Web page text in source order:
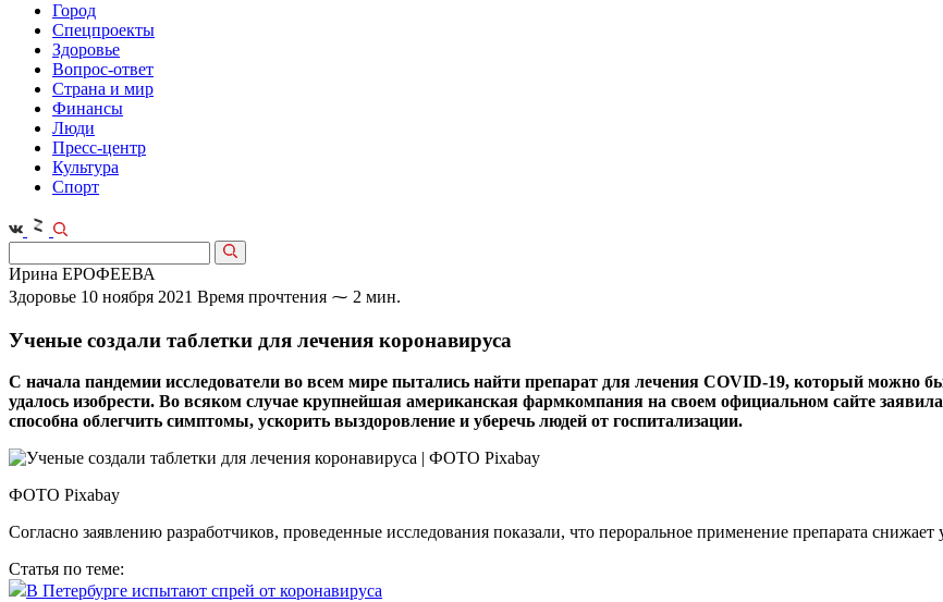
Город
Спецпроекты
Здоровье
Вопрос-ответ
Страна и мир
Финансы
Люди
Пресс-центр
Культура
Спорт
Ирина ЕРОФЕЕВА
Здоровье 10 ноября 2021 Время прочтения ⁓ 2 мин.
Ученые создали таблетки для лечения коронавируса
С начала пандемии исследователи во всем мире пытались найти препарат для лечения COVID-19, который можно
удалось изобрести. Во всяком случае крупнейшая американская фармкомпания на своем официальном сайте
способна облегчить симптомы, ускорить выздоровление и уберечь людей от госпитализации.
ФОТО Pixabay
Согласно заявлению разработчиков, проведенные исследования показали, что пероральное применение препарата
Статья по теме:
В Петербурге испытают спрей от коронавируса